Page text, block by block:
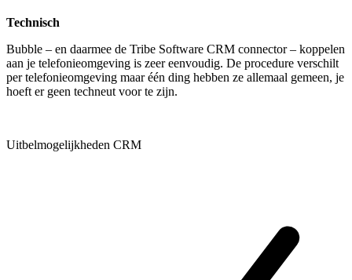
Technisch
Bubble – en daarmee de Tribe Software CRM connector – koppelen
aan je telefonieomgeving is zeer eenvoudig. De procedure verschilt
per telefonieomgeving maar één ding hebben ze allemaal gemeen, je
hoeft er geen techneut voor te zijn.
Uitbelmogelijkheden CRM